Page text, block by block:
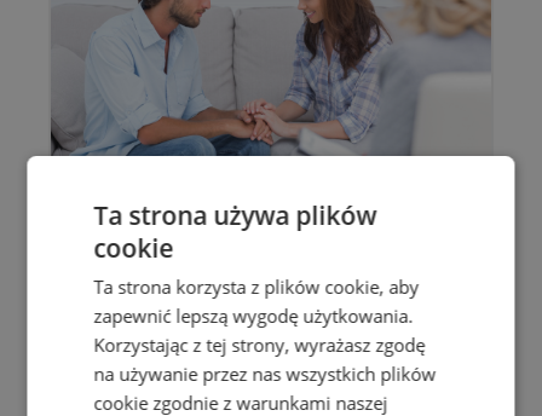
Terapia dla par, terapia
małżeńska
Pomoc dla par i małżeństw, które
doświadczają trudności w komunikacji,
częstych konfliktów, kryzysu zaufania,
zdrady, oddalenia emocjonalnego,
Ta strona używa plików
cookie
Ta strona korzysta z plików cookie, aby
zapewnić lepszą wygodę użytkowania.
Korzystając z tej strony, wyrażasz zgodę
na używanie przez nas wszystkich plików
cookie zgodnie z warunkami naszej